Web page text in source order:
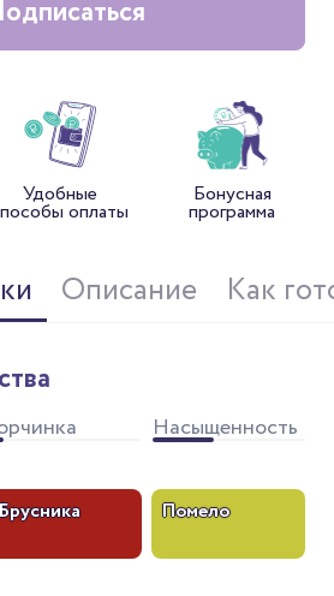
Удобные
оплаты
Бонусная
программа
Описание Как
Насыщенность
Брусника Помело